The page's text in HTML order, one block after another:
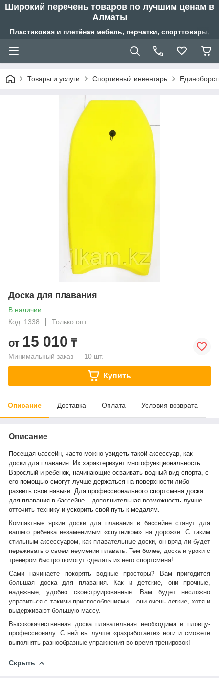
Широкий перечень товаров по лучшим ценам в
Алматы
Пластиковая и плетёная мебель, перчатки,
Товары и услуги Спортивный инвентарь
Доска для плавания
В наличии
Код: 1338
Только опт
от 15 010 ₸
Минимальный заказ — 10 шт.
Купить
Описание Доставка Оплата Условия возврата
Описание
Посещая бассейн, часто можно увидеть такой аксессуар, как
доски для плавания. Их характеризует многофункциональность.
Взрослый и ребенок, начинающие осваивать водный вид спорта, с
его помощью смогут лучше держаться на поверхности либо
развить свои навыки. Для профессионального спортсмена доска
для плавания в бассейне – дополнительная возможность лучше
отточить технику и ускорить свой путь к медалям.
Компактные яркие доски для плавания в бассейне станут для
вашего ребенка незаменимым «спутником» на дорожке. С таким
стильным аксессуаром, как плавательные доски, он вряд ли будет
переживать о своем неумении плавать. Тем более, доска и уроки с
тренером быстро помогут сделать из него спортсмена!
Сами начинаете покорять водные просторы? Вам пригодится
большая доска для плавания. Как и детские, они прочные,
надежные, удобно сконструированные. Вам будет несложно
управиться с такими приспособлениями – они очень легкие, хотя и
выдерживают большую массу.
Высококачественная доска плавательная необходима и пловцу-
профессионалу. С ней вы лучше «разработаете» ноги и сможете
выполнять разнообразные упражнения во время тренировок!
Скрыть